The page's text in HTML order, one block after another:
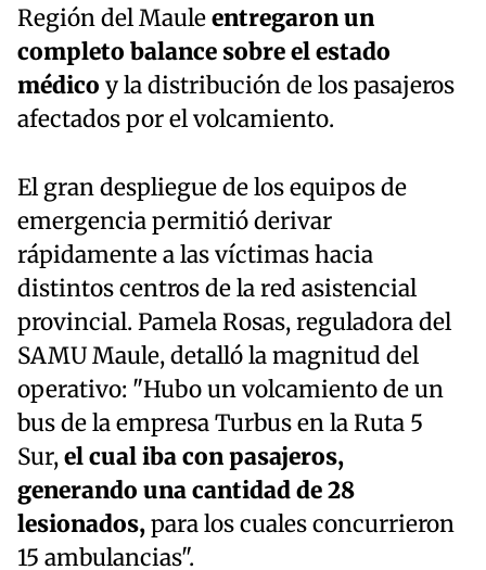
Región del Mauleentregaron un
completo balance sobre el estado
médico y la distribución de los pasajeros
afectados por el volcamiento.
El gran despliegue de los equipos de
emergencia permitió derivar
rápidamente a las víctimas hacia
distintos centros de la red asistencial
provincial. Pamela Rosas, reguladora del
SAMU Maule, detalló la magnitud del
operativo: "Hubo un volcamiento de un
bus de la empresa Turbus en la Ruta 5
Sur,el cual iba con pasajeros,
generando una cantidad de 28
lesionados,para los cuales concurrieron
15 ambulancias".